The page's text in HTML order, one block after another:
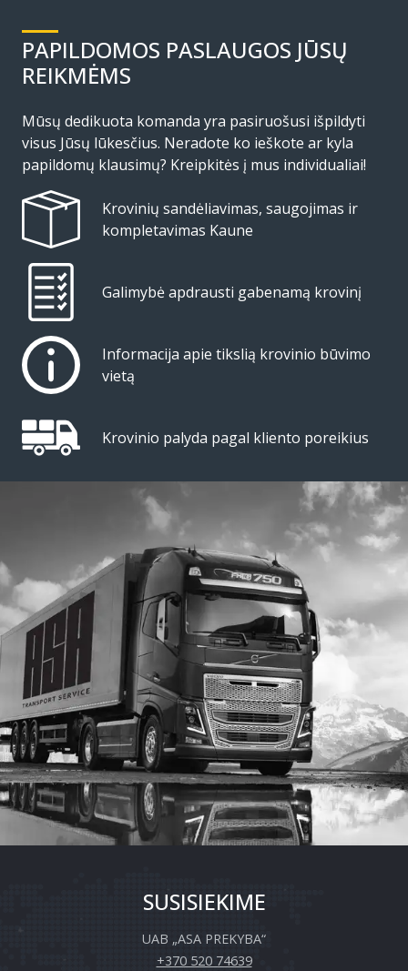
PAPILDOMOS PASLAUGOS JŪSŲ
REIKMĖMS
Mūsų dedikuota komanda yra pasiruošusi išpildyti
visus Jūsų lūkesčius. Neradote ko ieškote ar kyla
papildomų klausimų? Kreipkitės į mus individualiai!
Krovinių sandėliavimas, saugojimas ir
kompletavimas Kaune
Galimybė apdrausti gabenamą krovinį
Informacija apie tikslią krovinio būvimo
vietą
Krovinio palyda pagal kliento poreikius
SUSISIEKIME
UAB „ASA PREKYBA“
+370 520 74639